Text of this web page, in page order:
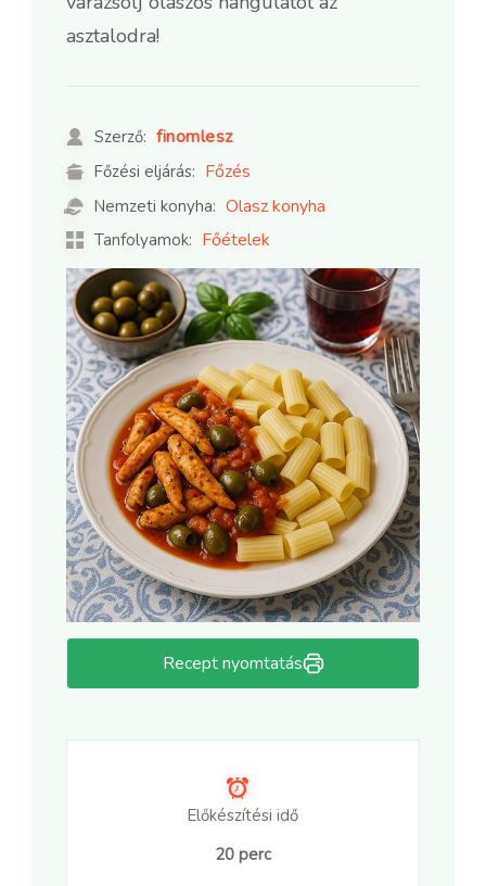
asztalodra!
Szerző: finomlesz
Főzési eljárás: Főzés
Nemzeti konyha: Olasz konyha
Tanfolyamok: Főételek
Recept nyomtatás
Előkészítési idő
20 perc